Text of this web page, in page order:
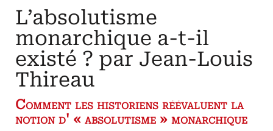
L’absolutisme
monarchique a-t-il
existé ? par Jean-Louis
Thireau
Comment les historiens réévaluent la
notion d' « absolutisme » monarchique